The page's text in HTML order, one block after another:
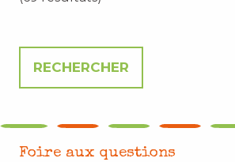
Foire aux questions